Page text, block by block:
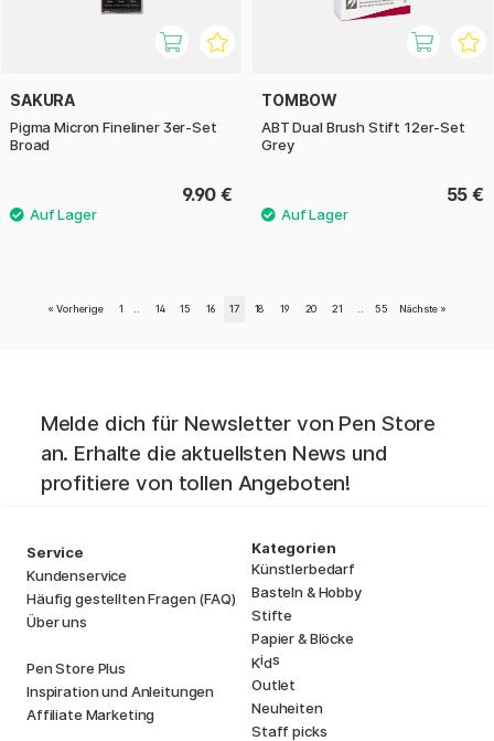
SAKURA
Pigma Micron Fineliner 3er-Set
Broad
9.90 €
TOMBOW
ABT Dual Brush Stift 12er-Set
Grey
55 €
« Vorherige 1 14 15 16 17 18 19 20 21 55 Nächste »
Melde dich für Newsletter von Pen Store
an. Erhalte die aktuellsten News und
profitiere von tollen Angeboten!
Service
Kundenservice
Häufig gestellten Fragen (FAQ)
Über uns
Pen Store Plus
Inspiration und Anleitungen
Affiliate Marketing
Kategorien
Künstlerbedarf
Basteln & Hobby
Stifte
Papier & Blöcke
Kids
Outlet
Neuheiten
Staff picks